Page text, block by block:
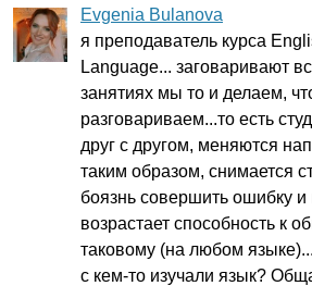
Evgenia Bulanova
я преподаватель курса
Language... заговаривают
занятиях мы то и делаем,
разговариваем...то есть
друг с другом, меняются
таким образом, снимается
боязнь совершить ошибку
возрастает способность к
таковому (на любом
с кем-то изучали язык?